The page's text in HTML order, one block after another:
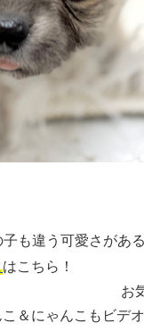
も違う可愛さがあ
はこちら！
お
＆にゃんこもビデ